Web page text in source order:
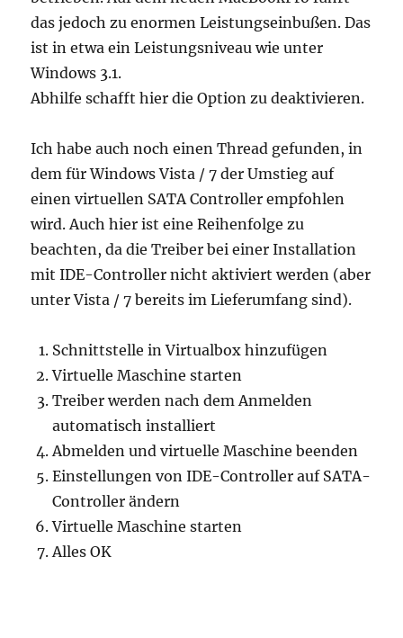
das jedoch zu enormen Leistungseinbußen. Das
ist in etwa ein Leistungsniveau wie unter
Windows 3.1.
Abhilfe schafft hier die Option zu deaktivieren.
Ich habe auch noch einen Thread gefunden, in
dem für Windows Vista / 7 der Umstieg auf
einen virtuellen SATA Controller empfohlen
wird. Auch hier ist eine Reihenfolge zu
beachten, da die Treiber bei einer Installation
mit IDE-Controller nicht aktiviert werden (aber
unter Vista / 7 bereits im Lieferumfang sind).
Schnittstelle in Virtualbox hinzufügen
Virtuelle Maschine starten
Treiber werden nach dem Anmelden
automatisch installiert
Abmelden und virtuelle Maschine beenden
Einstellungen von IDE-Controller auf SATA-
Controller ändern
Virtuelle Maschine starten
Alles OK